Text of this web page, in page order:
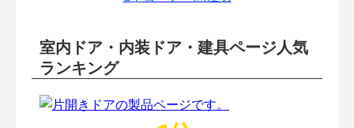
室内ドア・内装ドア・建具ページ人気
ランキング